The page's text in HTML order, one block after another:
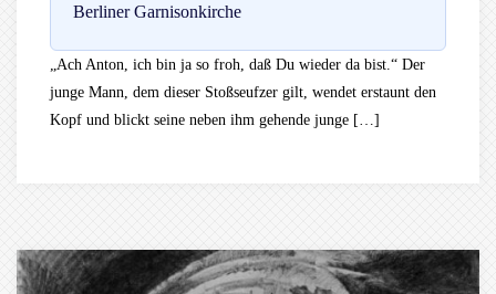
Berliner Garnisonkirche
„Ach Anton, ich bin ja so froh, daß Du wieder da bist.“ Der
junge Mann, dem dieser Stoßseufzer gilt, wendet erstaunt den
Kopf und blickt seine neben ihm gehende junge […]